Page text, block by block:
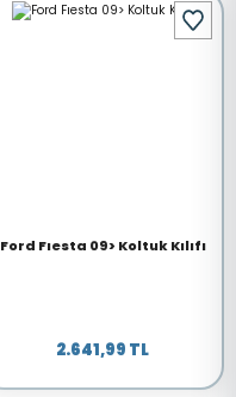
Ford Fıesta 09> Koltuk Kılıfı
2.641,99 TL